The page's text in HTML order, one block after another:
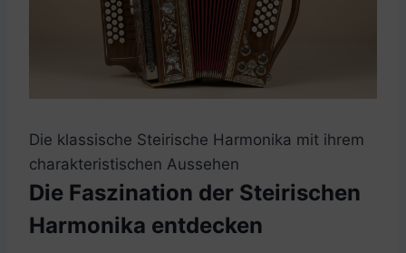
Die klassische Steirische Harmonika mit ihrem
charakteristischen Aussehen
Die Faszination der Steirischen
Harmonika entdecken